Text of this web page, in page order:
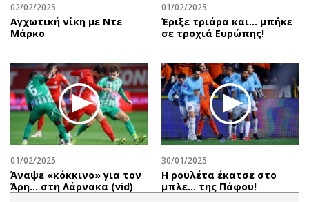
02/02/2025
Αγχωτική νίκη με Ντε
Μάρκο
01/02/2025
Έριξε τριάρα και… μπήκε
σε τροχιά Ευρώπης!
01/02/2025
Άναψε «κόκκινο» για τον
Άρη… στη Λάρνακα (vid)
30/01/2025
Η ρουλέτα έκατσε στο
μπλε… της Πάφου!